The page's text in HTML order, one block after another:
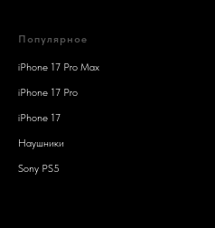
Популярное
iPhone 17 Pro Max
iPhone 17 Pro
iPhone 17
Наушники
Sony PS5